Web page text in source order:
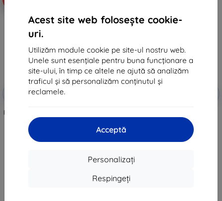
Acest site web folosește cookie-
uri.
Utilizăm module cookie pe site-ul nostru web.
Unele sunt esențiale pentru buna funcționare a
site-ului, în timp ce altele ne ajută să analizăm
traficul și să personalizăm conținutul și
reclamele.
Acceptă
Personalizați
Respingeți
Reducere
cu cupon
Filtru FREEWELL Split ND64/ND32
pentru DJI Mavic 4 Pro
178 lei
pentru DJI Mavic 4 Pro
187 lei